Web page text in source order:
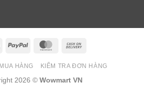
Visa PayPal MasterCard
Delivery
HÀNG KIỂM TRA ĐƠN HÀNG
2026 © Wowmart VN